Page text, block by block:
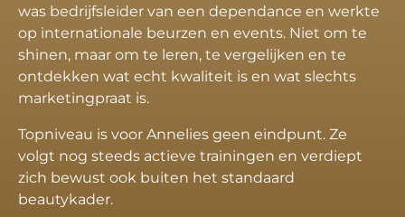
was bedrijfsleider van een dependance en werkte
op internationale beurzen en events. Niet om te
shinen, maar om te leren, te vergelijken en te
ontdekken wat echt kwaliteit is en wat slechts
marketingpraat is.
Topniveau is voor Annelies geen eindpunt. Ze
volgt nog steeds actieve trainingen en verdiept
zich bewust ook buiten het standaard
beautykader.